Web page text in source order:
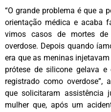
“O grande problema é que a
orientação médica e acaba
vimos casos de mortes de
overdose. Depois quando
era que as meninas
prótese de silicone gelava
registrado como overdose”,
que solicitaram assistência
mulher que, após um